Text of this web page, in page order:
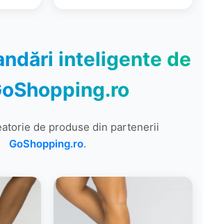
inteligente de
de produse din partenerii
GoShopping.ro.